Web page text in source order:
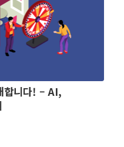
합니다! – AI,